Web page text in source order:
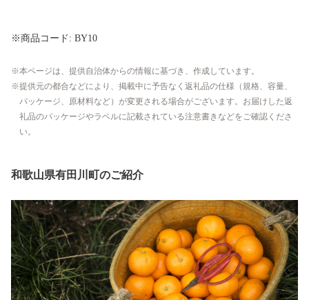
※商品コード: BY10
本ページは、提供自治体からの情報に基づき、作成しています。
提供元の都合などにより、掲載中に予告なく返礼品の仕様（規格、容量、
パッケージ、原材料など）が変更される場合がございます。お届けした返
礼品のパッケージやラベルに記載されている注意書きなどをご確認くださ
い。
和歌山県有田川町のご紹介